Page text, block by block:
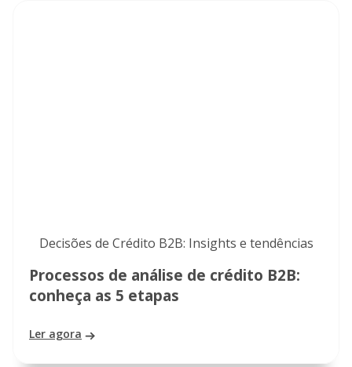
Decisões de Crédito B2B: Insights e tendências
Processos de análise de crédito B2B:
conheça as 5 etapas
Ler agora